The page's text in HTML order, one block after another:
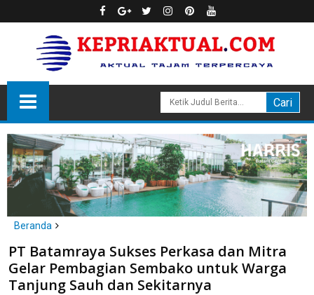
Beranda
PT Batamraya Sukses Perkasa dan Mitra Gelar Pembagian
Sembako untuk Warga Tanjung Sauh dan Sekitarnya
PT Batamraya Sukses Perkasa dan Mitra
Gelar Pembagian Sembako untuk Warga
Tanjung Sauh dan Sekitarnya